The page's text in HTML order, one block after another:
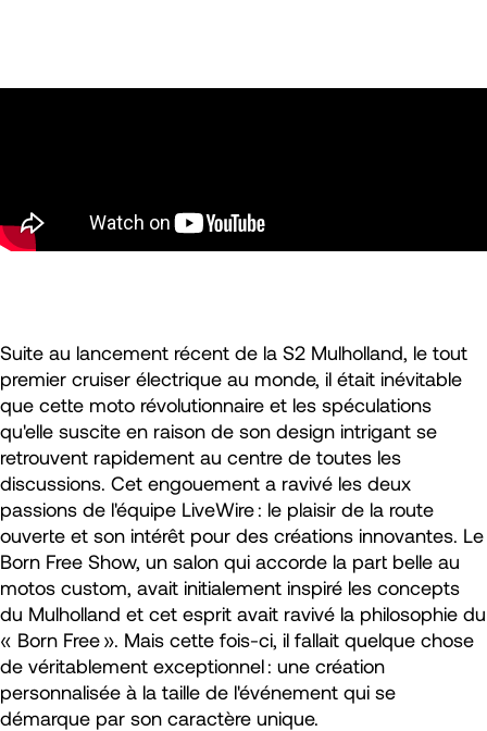
Suite au lancement récent de la S2 Mulholland, le tout
premier cruiser électrique au monde, il était inévitable
que cette moto révolutionnaire et les spéculations
qu'elle suscite en raison de son design intrigant se
retrouvent rapidement au centre de toutes les
discussions. Cet engouement a ravivé les deux
passions de l'équipe LiveWire : le plaisir de la route
ouverte et son intérêt pour des créations innovantes. Le
Born Free Show, un salon qui accorde la part belle au
motos custom, avait initialement inspiré les concepts
du Mulholland et cet esprit avait ravivé la philosophie du
« Born Free ». Mais cette fois-ci, il fallait quelque chose
de véritablement exceptionnel : une création
personnalisée à la taille de l'événement qui se
démarque par son caractère unique.